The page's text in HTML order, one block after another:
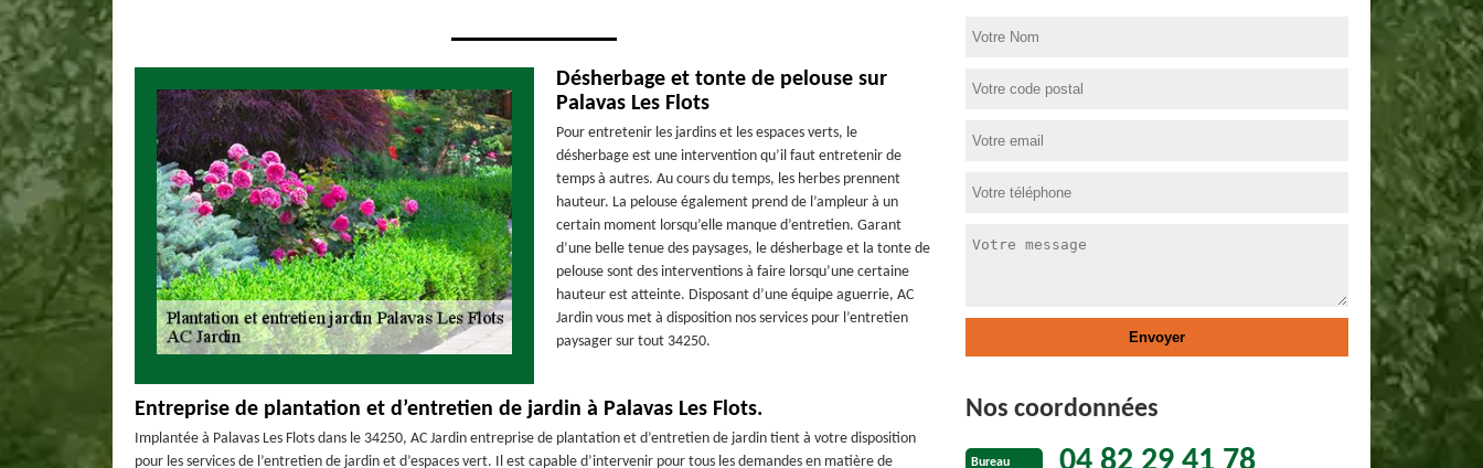
Désherbage et tonte de pelouse sur
Palavas Les Flots
Pour entretenir les jardins et les espaces verts, le
désherbage est une intervention qu’il faut entretenir de
temps à autres. Au cours du temps, les herbes prennent
hauteur. La pelouse également prend de l’ampleur à un
certain moment lorsqu’elle manque d’entretien. Garant
d’une belle tenue des paysages, le désherbage et la tonte de
pelouse sont des interventions à faire lorsqu’une certaine
hauteur est atteinte. Disposant d’une équipe aguerrie, AC
Jardin vous met à disposition nos services pour l’entretien
paysager sur tout 34250.
Entreprise de plantation et d’entretien de jardin à Palavas Les Flots.
Implantée à Palavas Les Flots dans le 34250, AC Jardin entreprise de plantation et d’entretien de jardin tient à votre disposition
pour les services de l’entretien de jardin et d’espaces vert. Il est capable d’intervenir pour tous les demandes en matière de
Nos coordonnées
Bureau